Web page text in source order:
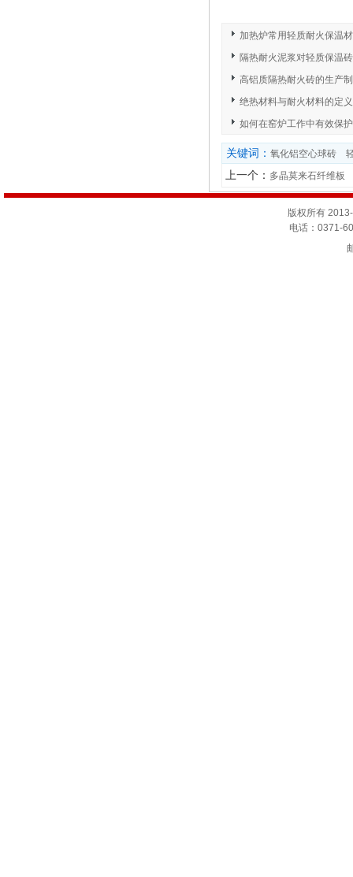
加热炉常用轻质耐火保温
隔热耐火泥浆对轻质保温
高铝质隔热耐火砖的生产
绝热材料与耐火材料的定义
如何在窑炉工作中有效保
关键词： 氧化铝空心球砖
上一个： 多晶莫来石纤维板
版权所有
电话：0371-